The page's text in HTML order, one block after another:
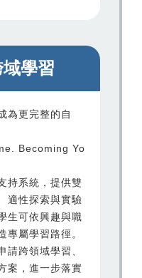
學習
為更完整的自
Becoming Yo
持系統，提供雙
適性探索與實驗
生可依興趣與職
專屬學習路徑。
請跨領域學習、
案，進一步落實